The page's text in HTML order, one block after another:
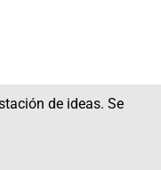
de ideas. Se